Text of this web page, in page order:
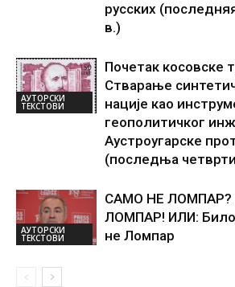
русских
в.)
АУТОРСКИ
ТЕКСТОВИ
Почетак косовске
Стварање
нације као
геополитичког
Аустроугарске
(последња
АУТОРСКИ
ТЕКСТОВИ
САМО НЕ ЛОМПАР?
ЛОМПАР! ИЛИ: Било
не Ломпар